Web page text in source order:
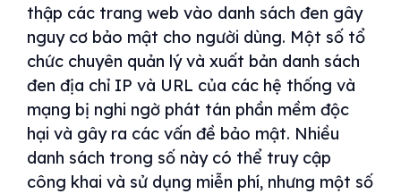
thập các trang web vào danh sách đen gây
nguy cơ bảo mật cho người dùng. Một số tổ
chức chuyên quản lý và xuất bản danh sách
đen địa chỉ IP và URL của các hệ thống và
mạng bị nghi ngờ phát tán phần mềm độc
hại và gây ra các vấn đề bảo mật. Nhiều
danh sách trong số này có thể truy cập
công khai và sử dụng miễn phí, nhưng một số